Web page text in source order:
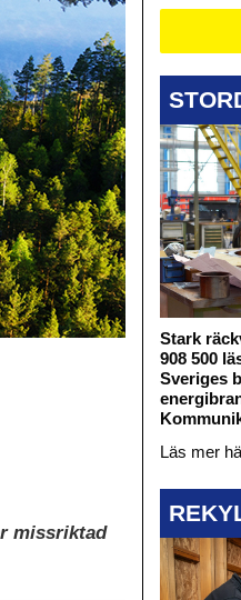
missriktad
Stark
908 500
Sveriges
Läs mer